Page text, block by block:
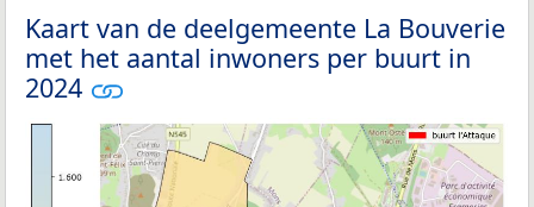
Kaart van de deelgemeente La Bouverie
met het aantal inwoners per buurt in
2024